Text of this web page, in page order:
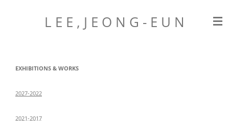
L E E , J E O N G - E U N
EXHIBITIONS & WORKS
2027-2022
2021-2017